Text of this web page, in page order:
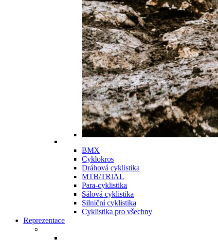
BMX
Cyklokros
Dráhová cyklistika
MTB/TRIAL
Para-cyklistika
Sálová cyklistika
Silniční cyklistika
Cyklistika pro všechny
Reprezentace